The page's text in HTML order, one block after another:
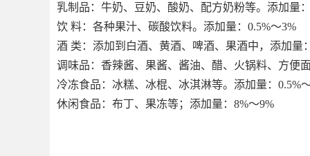
乳制品：牛奶、豆奶、酸奶、配方奶粉等。添加量
饮 料：各种果汁、碳酸饮料。添加量： 0.5%～3%
酒 类：添加到白酒、黄酒、啤酒、果酒中，添加量
调味品：香辣酱、果酱、酱油、醋、火锅料、方便
冷冻食品：冰糕、冰棍、冰淇淋等。添加量： 0.5%
休闲食品：布丁、果冻等；添加量： 8%～9%